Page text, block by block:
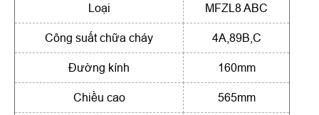
Loại MFZL8 ABC
Công suất chữa cháy 4A,89B,C
Đường kính 160mm
Chiều cao 565mm